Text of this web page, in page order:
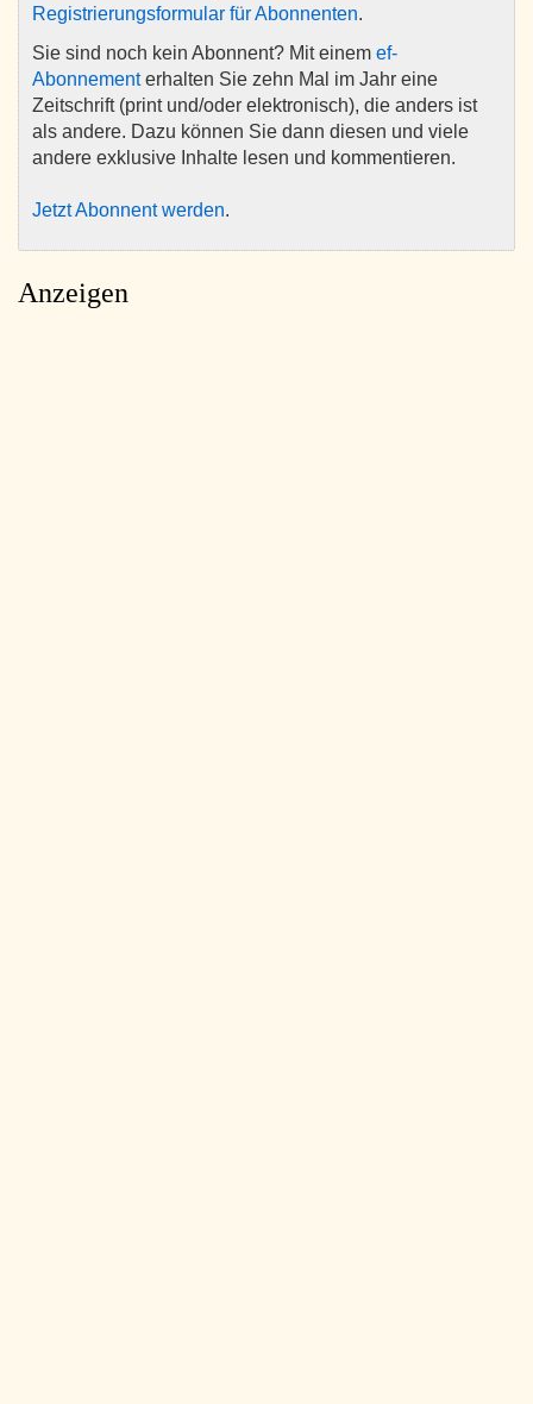
Registrierungsformular für Abonnenten.
Sie sind noch kein Abonnent? Mit einem ef-
Abonnementerhalten Sie zehn Mal im Jahr eine
Zeitschrift (print und/oder elektronisch), die anders ist
als andere. Dazu können Sie dann diesen und viele
andere exklusive Inhalte lesen und kommentieren.
Jetzt Abonnent werden.
Anzeigen